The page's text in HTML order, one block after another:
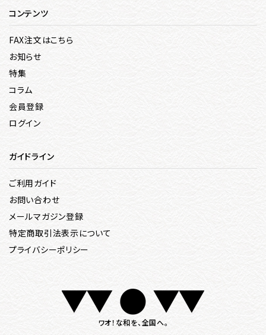
コンテンツ
FAX注文はこちら
お知らせ
特集
コラム
会員登録
ログイン
ガイドライン
ご利用ガイド
お問い合わせ
メールマガジン登録
特定商取引法表示について
プライバシーポリシー
ワオ！な和を、全国へ。